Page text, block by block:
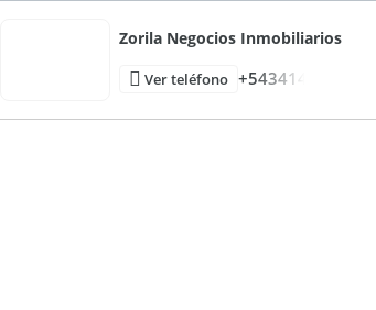
Zorila Negocios Inmobiliarios
Ver teléfono +543414